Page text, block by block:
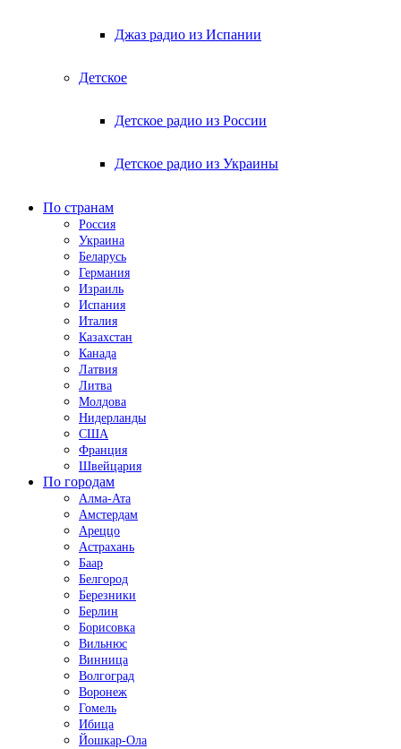
Джаз радио из Испании
Детское
Детское радио из России
Детское радио из Украины
По странам
Россия
Украина
Беларусь
Германия
Израиль
Испания
Италия
Казахстан
Канада
Латвия
Литва
Молдова
Нидерланды
США
Франция
Швейцария
По городам
Алма-Ата
Амстердам
Ареццо
Астрахань
Баар
Белгород
Березники
Берлин
Борисовка
Вильнюс
Винница
Волгоград
Воронеж
Гомель
Ибица
Йошкар-Ола